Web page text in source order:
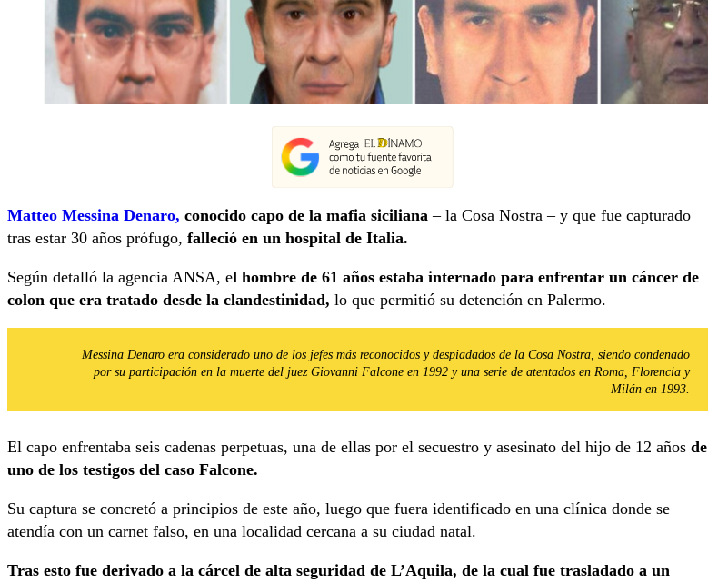
Matteo Messina Denaro, conocido capo de la mafia siciliana– la Cosa Nostra – y que fue capturado
tras estar 30 años prófugo, falleció en un hospital de Italia.
Según detalló la agencia ANSA, el hombre de 61 años estaba internado para enfrentar un cáncer de
colon que era tratado desde la clandestinidad, lo que permitió su detención en Palermo.
Messina Denaro era considerado uno de los jefes más reconocidos y despiadados de la Cosa Nostra, siendo condenado
por su participación en la muerte del juez Giovanni Falcone en 1992 y una serie de atentados en Roma, Florencia y
Milán en 1993.
El capo enfrentaba seis cadenas perpetuas, una de ellas por el secuestro y asesinato del hijo de 12 años de
uno de los testigos del caso Falcone.
Su captura se concretó a principios de este año, luego que fuera identificado en una clínica donde se
atendía con un carnet falso, en una localidad cercana a su ciudad natal.
Tras esto fue derivado a la cárcel de alta seguridad de L’Aquila, de la cual fue trasladado a un